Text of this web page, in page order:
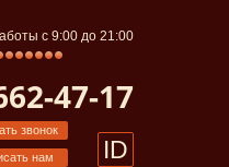
с 9:00 до 21:00
47-17
звонок
нам ID